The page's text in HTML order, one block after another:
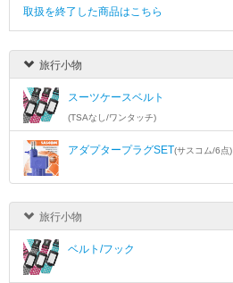
取扱を終了した商品はこちら
旅行小物
スーツケースベルト
(TSAなし/ワンタッチ)
アダプタープラグSET(サスコム/6点)
旅行小物
ベルト/フック